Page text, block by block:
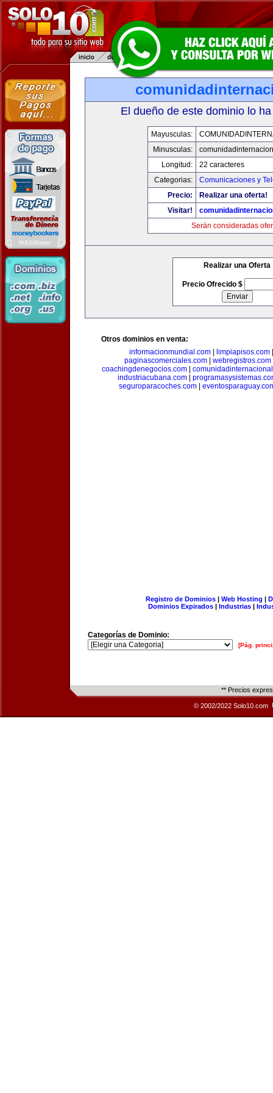
El dueño de este dominio lo
Mayusculas:
Minusculas:
Longitud:
22 caracteres
Categorias:
Comunicaciones y
Precio:
Realizar una oferta!
Visitar!
Serán consideradas
Realizar una Oferta
Precio Ofrecido $
Otros dominios en venta:
informacionmundial.com| limpiapisos.com
paginascomerciales.com| webregistros.com
coachingdenegocios.com
industriacubana.com
seguroparacoches.com|
Registro de Dominios| Web Hosting |
Dominios Expirados | Industrias |
Categorías de Dominio:
[Pág.
** Precios
© 2002/2022 Solo10.com